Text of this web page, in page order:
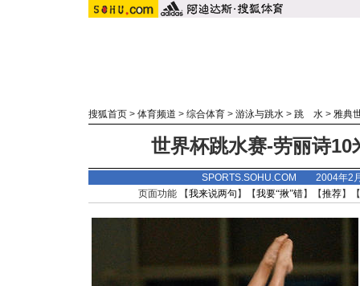
搜狐首页 > 体育频道 > 综合体育 > 游泳与跳水 > 跳 水 > 雅典
世界杯跳水赛-劳丽诗10
SPORTS.SOHU.COM 2004年2
页面功能 【我来说两句 】【我要“揪”错】【推荐】